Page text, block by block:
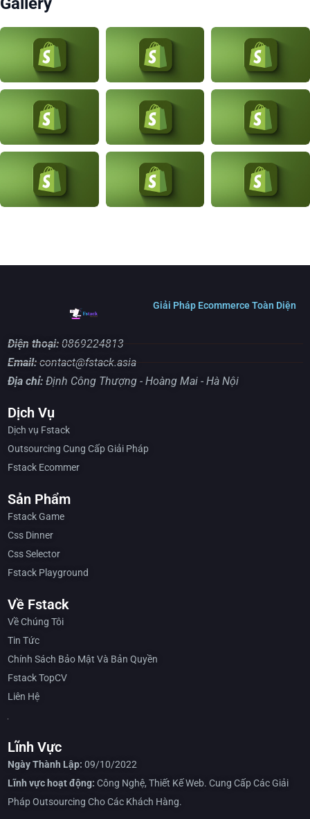
Giải Pháp Ecommerce Toàn Diện
Điện thoại: 0869224813
Email: contact@fstack.asia
Địa chỉ: Định Công Thượng - Hoàng Mai - Hà Nội
Dịch Vụ
Dịch vụ Fstack
Outsourcing Cung Cấp Giải Pháp
Fstack Ecommer
Sản Phẩm
Fstack Game
Css Dinner
Css Selector
Fstack Playground
Về Fstack
Về Chúng Tôi
Tin Tức
Chính Sách Bảo Mật Và Bản Quyền
Fstack TopCV
Liên Hệ
Lĩnh Vực
Ngày Thành Lập: 09/10/2022
Lĩnh vực hoạt động: Công Nghệ, Thiết Kế Web. Cung Cấp Các Giải
Pháp Outsourcing Cho Các Khách Hàng.